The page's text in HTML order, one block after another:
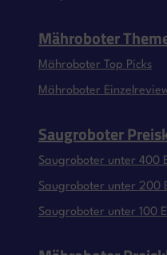
Mähroboter
Mähroboter Top Picks
Mähroboter
Saugroboter
Saugroboter unter 400
Saugroboter unter 200
Saugroboter unter 100